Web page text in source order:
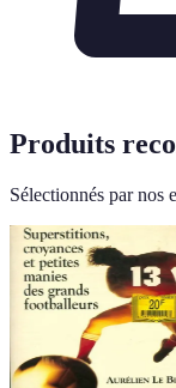
Produits
Sélectionnés par nos